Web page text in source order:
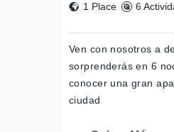
1 Place
6
Ven con nosotros a
sorprenderás en 6
conocer una gran
ciudad